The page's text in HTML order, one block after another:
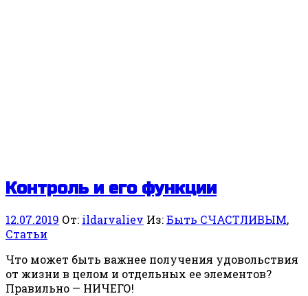
Контроль и его функции
12.07.2019 От: ildarvaliev Из:Быть СЧАСТЛИВЫМ,
Статьи
Что может быть важнее получения удовольствия
от жизни в целом и отдельных ее элементов?
Правильно — НИЧЕГО!